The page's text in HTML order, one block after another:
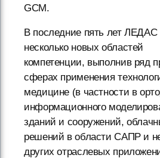
GCM.
В последние пять лет ЛЕДАС
несколько новых областей
компетенции, выполнив ряд
сферах применения
медицине (в частности в
информационного
зданий и сооружений,
решений в области САПР и
других отраслевых